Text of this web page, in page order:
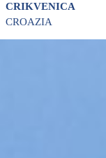
CRIKVENICA
CROAZIA